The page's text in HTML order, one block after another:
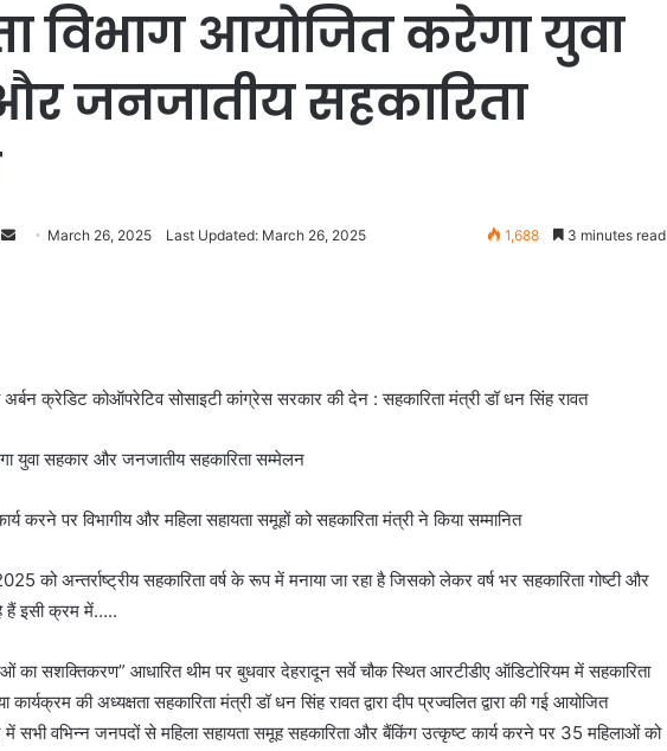
विभाग आयोजित करेगा युवा
जनजातीय सहकारिता
Send March 26, 2025 Last Updated: March 26, 2025 1,688 3 minutes read
अर्बन क्रेडिट कोऑपरेटिव सोसाइटी कांग्रेस सरकार की देन : सहकारिता मंत्री डॉ धन सिंह रावत
युवा सहकार और जनजातीय सहकारिता सम्मेलन
करने पर विभागीय और महिला सहायता समूहों को सहकारिता मंत्री ने किया सम्मानित
को अन्तर्राष्ट्रीय सहकारिता वर्ष के रूप में मनाया जा रहा है जिसको लेकर वर्ष भर सहकारिता गोष्टी और
हैं इसी क्रम में…..
का सशक्तिकरण” आधारित थीम पर बुधवार देहरादून सर्वे चौक स्थित आरटीडीए ऑडिटोरियम में सहकारिता
की अध्यक्षता सहकारिता मंत्री डॉ धन सिंह रावत द्वारा दीप प्रज्वलित द्वारा की गई आयोजित
में सभी वभिन्न जनपदों से महिला सहायता समूह सहकारिता और बैंकिंग उत्कृष्ट कार्य करने पर 35 महिलाओं को